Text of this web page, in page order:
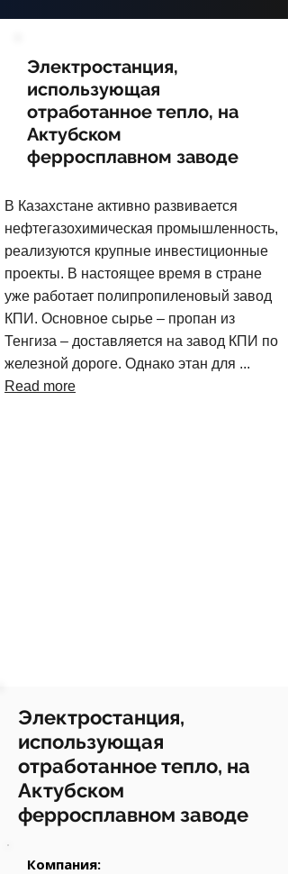
Электростанция,
использующая
отработанное тепло, на
Актубском
ферросплавном заводе
В Казахстане активно развивается
нефтегазохимическая промышленность,
реализуются крупные инвестиционные
проекты. В настоящее время в стране
уже работает полипропиленовый завод
КПИ. Основное сырье – пропан из
Тенгиза – доставляется на завод КПИ по
железной дороге. Однако этан для ...
Read more
Электростанция,
использующая
отработанное тепло, на
Актубском
ферросплавном заводе
Компания: